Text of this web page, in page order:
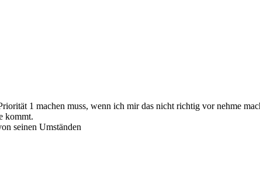
1 machen muss, wenn ich mir das nicht richtig vor nehme
kommt.
seinen Umständen